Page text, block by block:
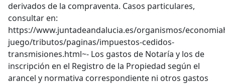
derivados de la compraventa. Casos particulares,
consultar en:
https://www.juntadeandalucia.es/organismos/
juego/tributos/paginas/impuestos-cedidos-
transmisiones.html~- Los gastos de Notaría y los de
inscripción en el Registro de la Propiedad según el
arancel y normativa correspondiente ni otros gastos